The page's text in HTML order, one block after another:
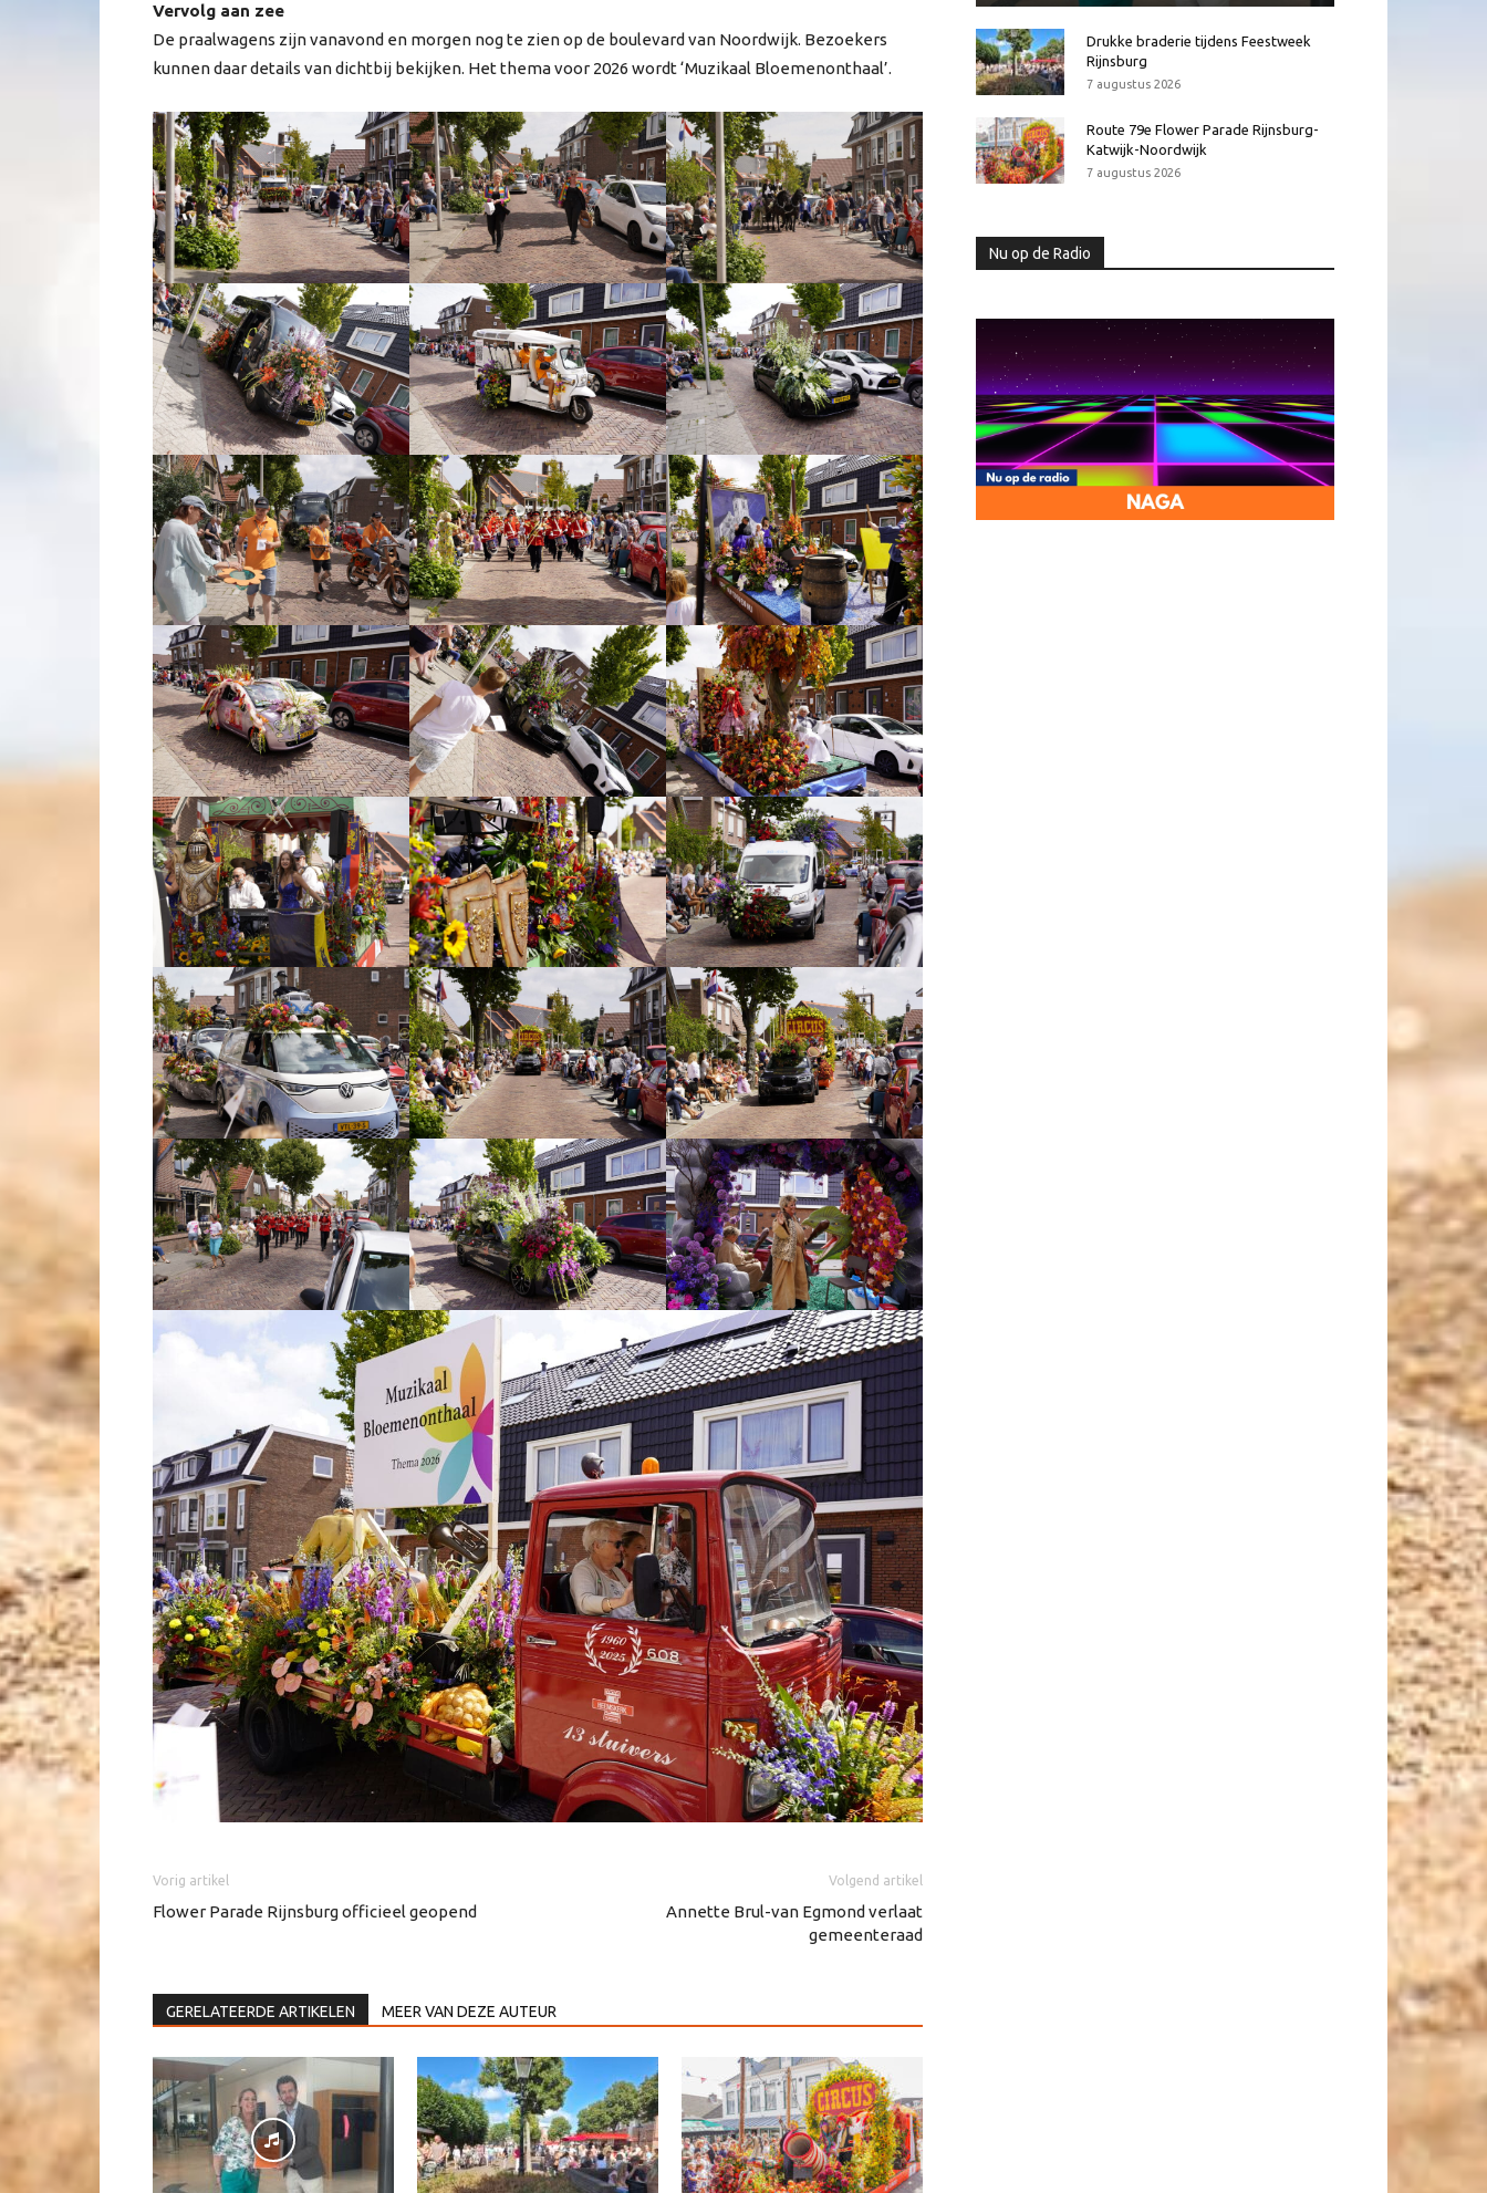
Vervolg aan zee
De praalwagens zijn vanavond en morgen nog te zien op de boulevard van Noordwijk. Bezoekers
kunnen daar details van dichtbij bekijken. Het thema voor 2026 wordt ‘Muzikaal Bloemenonthaal’.
Vorig artikel
Flower Parade Rijnsburg officieel geopend
Volgend artikel
Annette Brul-van Egmond verlaat
gemeenteraad
GERELATEERDE ARTIKELEN MEER VAN DEZE AUTEUR
Drukke braderie tijdens Feestweek
Rijnsburg
7 augustus 2026
Route 79e Flower Parade Rijnsburg-
Katwijk-Noordwijk
7 augustus 2026
Nu op de Radio